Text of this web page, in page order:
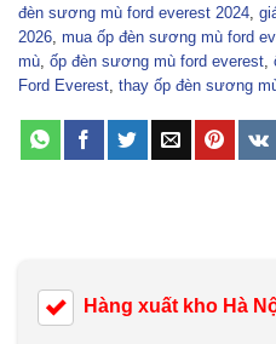
đèn sương mù ford everest 2024
2026 mua ốp đèn sương mù ford
mù ốp đèn sương mù ford everest
Ford Everest thay ốp đèn sương
Hàng xuất kho Hà